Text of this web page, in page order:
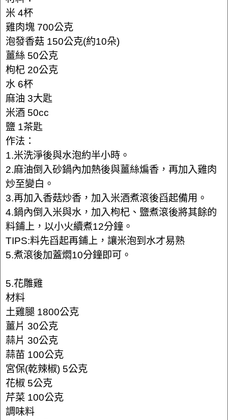
米 4杯
雞肉塊 700公克
泡發香菇 150公克(約10朵)
薑絲 50公克
枸杞 20公克
水 6杯
麻油 3大匙
米酒 50cc
鹽 1茶匙
作法：
1.米洗淨後與水泡約半小時。
2.麻油倒入砂鍋內加熱後與薑絲煸香，再加入雞肉
炒至變白。
3.再加入香菇炒香，加入米酒煮滾後舀起備用。
4.鍋內倒入米與水，加入枸杞、鹽煮滾後將其餘的
料鋪上，以小火續煮12分鐘。
TIPS:料先舀起再鋪上，讓米泡到水才易熟
5.煮滾後加蓋燜10分鐘即可。
5.花雕雞
材料
土雞腿 1800公克
薑片 30公克
蒜片 30公克
蒜苗 100公克
宮保(乾辣椒) 5公克
花椒 5公克
芹菜 100公克
調味料